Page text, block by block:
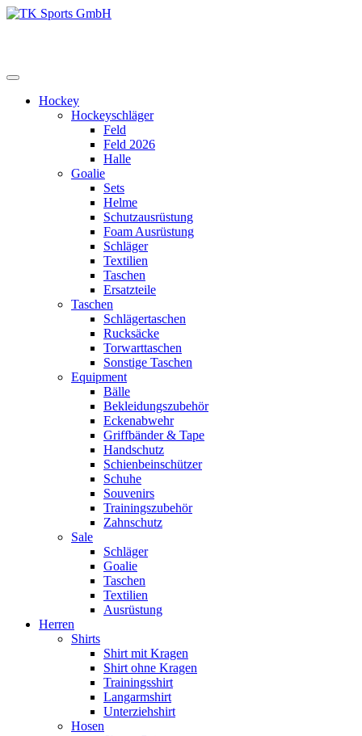
Zum
Hockey
Hockeyschläger
Feld
Feld 2026
Halle
Goalie
Sets
Helme
Schutzausrüstung
Foam Ausrüstung
Schläger
Textilien
Taschen
Ersatzteile
Taschen
Schlägertaschen
Rucksäcke
Torwarttaschen
Sonstige Taschen
Equipment
Bälle
Bekleidungszubehör
Eckenabwehr
Griffbänder & Tape
Handschutz
Schienbeinschützer
Schuhe
Souvenirs
Trainingszubehör
Zahnschutz
Sale
Schläger
Goalie
Taschen
Textilien
Ausrüstung
Herren
Shirts
Shirt mit Kragen
Shirt ohne Kragen
Trainingsshirt
Langarmshirt
Unterziehshirt
Hosen